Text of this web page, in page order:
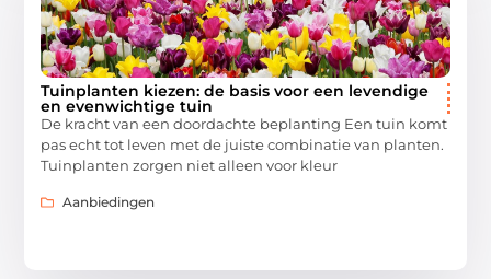
Tuinplanten kiezen: de basis voor een levendige
en evenwichtige tuin
De kracht van een doordachte beplanting Een tuin komt
pas echt tot leven met de juiste combinatie van planten.
Tuinplanten zorgen niet alleen voor kleur
Aanbiedingen